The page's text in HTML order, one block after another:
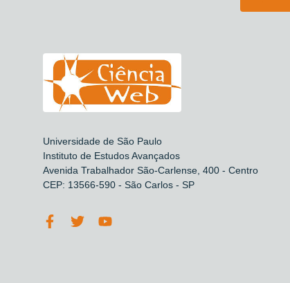
Universidade de São Paulo
Instituto de Estudos Avançados
Avenida Trabalhador São-Carlense, 400 - Centro
CEP: 13566-590 - São Carlos - SP